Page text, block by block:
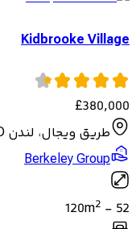
Kidbrooke Village
£380,000
طريق ويجال، لندن SE3 9FD
Berkeley Group
52
-
120m2